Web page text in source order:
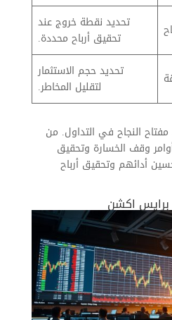
تحديد نقطة خروج عند
تحقيق أرباح محددة.
تحديد حجم الاستثمار
لتقليل المخاطر.
مفتاح النجاح في التداول. من
وقف الخسارة وتحقيق
أدائهم وتحقيق أرباح
اكشن